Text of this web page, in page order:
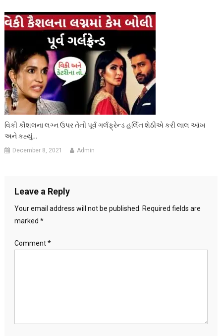
વિકી કૌશલના લગ્ન ઉપર તેની પૂર્વ ગર્લફ્રેન્ડ હર્લિન શેઠીએ કરી લાલ આંખ
અને કહ્યું…
December 8, 2021 Admin
Leave a Reply
Your email address will not be published.
Required fields are
marked *
Comment*